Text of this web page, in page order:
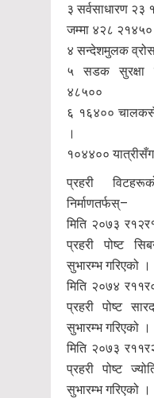
३ सर्वसाधारण २३
जम्मा ४२८ २१४५०
४ सन्देशमुलक
५ सडक सुरक्षा
४८५००
६ १६४००
।
१०४४००
प्रहरी
निर्माणतर्फस्–
मिति २०७३
प्रहरी पोष्ट
सुभारम्भ गरिएको ।
मिति २०७४
प्रहरी पोष्ट
सुभारम्भ गरिएको ।
मिति २०७३
प्रहरी पोष्ट
सुभारम्भ गरिएको ।